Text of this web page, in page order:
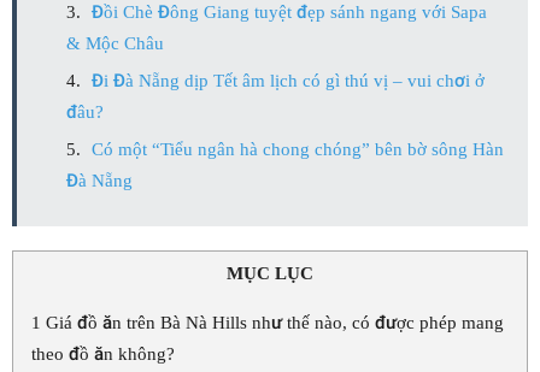
Đồi Chè Đông Giang tuyệt đẹp sánh ngang với Sapa
& Mộc Châu
Đi Đà Nẵng dịp Tết âm lịch có gì thú vị – vui chơi ở
đâu?
Có một “Tiểu ngân hà chong chóng” bên bờ sông Hàn
Đà Nẵng
MỤC LỤC
1 Giá đồ ăn trên Bà Nà Hills như thế nào, có được phép mang
theo đồ ăn không?